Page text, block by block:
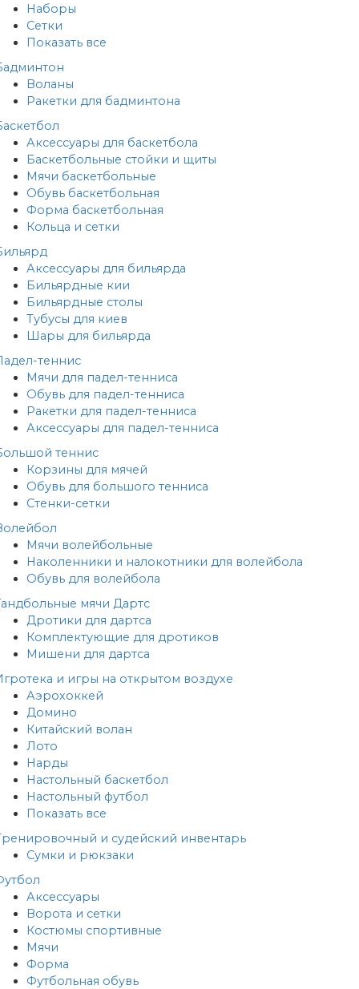
Наборы
Сетки
Показать все
Воланы
Ракетки для бадминтона
Аксессуары для баскетбола
Баскетбольные стойки и щиты
Мячи баскетбольные
Обувь баскетбольная
Форма баскетбольная
Кольца и сетки
Аксессуары для бильярда
Бильярдные кии
Бильярдные столы
Тубусы для киев
Шары для бильярда
теннис
Мячи для падел-тенниса
Обувь для падел-тенниса
Ракетки для падел-тенниса
Аксессуары для падел-тенниса
теннис
Корзины для мячей
Обувь для большого тенниса
Стенки-сетки
Мячи волейбольные
Наколенники и налокотники для волейбола
Обувь для волейбола
мячи Дартс
Дротики для дартса
Комплектующие для дротиков
Мишени для дартса
и игры на открытом воздухе
Аэрохоккей
Домино
Китайский волан
Лото
Нарды
Настольный баскетбол
Настольный футбол
Показать все
и судейский инвентарь
Сумки и рюкзаки
Аксессуары
Ворота и сетки
Костюмы спортивные
Мячи
Форма
Футбольная обувь